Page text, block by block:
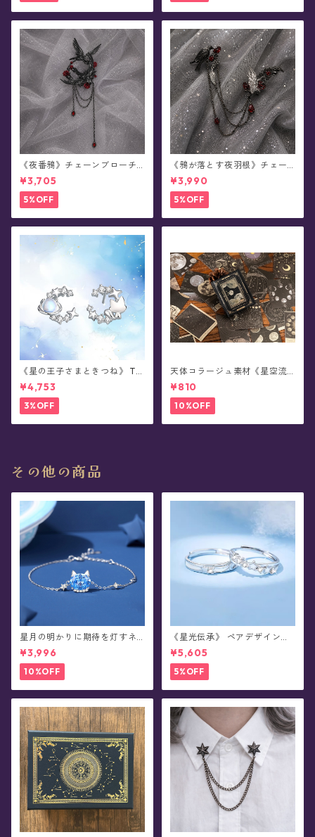
《夜番鴉》チェーンブローチ/
襟ブローチ
¥3,705
5%OFF
《鴉が落とす夜羽根》チェー
ンブローチ/襟ブローチ
¥3,990
5%OFF
《星の王子さまときつね》 Th
e Little Prince 星と結ぶ絆 シ
ルバーピアス/イヤリング
¥4,753
3%OFF
天体コラージュ素材《星空流
光》豆本型ペーパー(60枚入)
¥810
10%OFF
その他の商品
星月の明かりに期待を灯すネ
コの腕飾り(ブレスレット)
¥3,996
10%OFF
《星光伝承》 ペアデザイン・
蓄光シルバーリング(全2種)
¥5,605
5%OFF